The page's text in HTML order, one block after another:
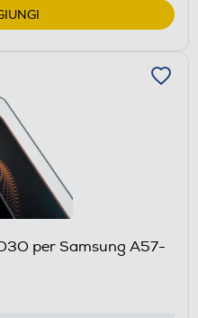
per Samsung A57-